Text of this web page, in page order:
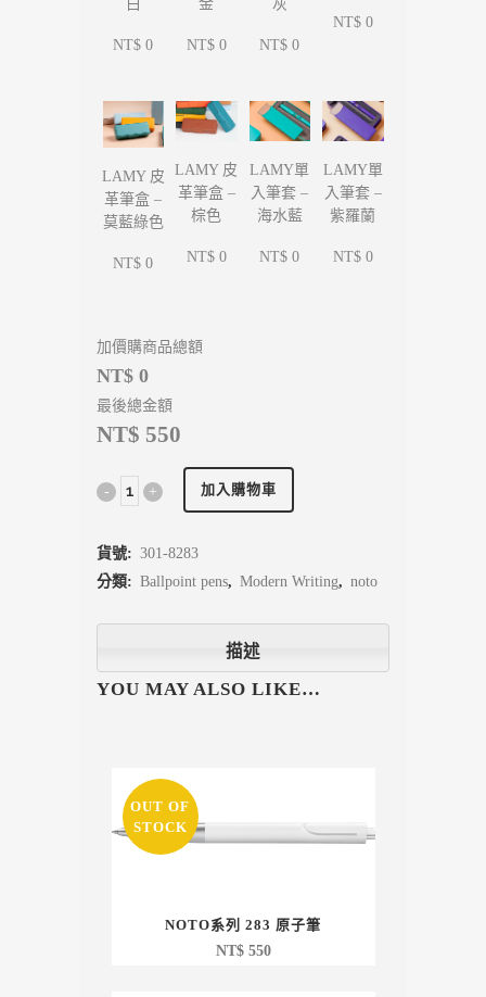
白
NT$ 0
金
NT$ 0
灰
NT$ 0
NT$ 0
LAMY 皮
革筆盒 –
莫藍綠色
NT$ 0
LAMY 皮
革筆盒 –
棕色
NT$ 0
LAMY單
入筆套 –
海水藍
NT$ 0
LAMY單
入筆套 –
紫羅蘭
NT$ 0
加價購商品總額
NT$ 0
最後總金額
NT$ 550
加入購物車
貨號: 301-8283
分類: Ballpoint pens, Modern Writing, noto
描述
YOU MAY ALSO LIKE…
OUT OF
STOCK
NOTO系列 283 原子筆
NT$550